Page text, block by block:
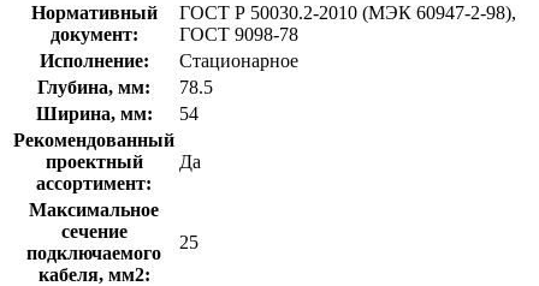
Нормативный
документ:
ГОСТ Р 50030.2-2010 (МЭК 60947-2-98),
ГОСТ 9098-78
Исполнение:
Стационарное
Глубина, мм:
78.5
Ширина, мм:
54
Рекомендованный
проектный
ассортимент:
Да
Максимальное
сечение
подключаемого
кабеля, мм2:
25